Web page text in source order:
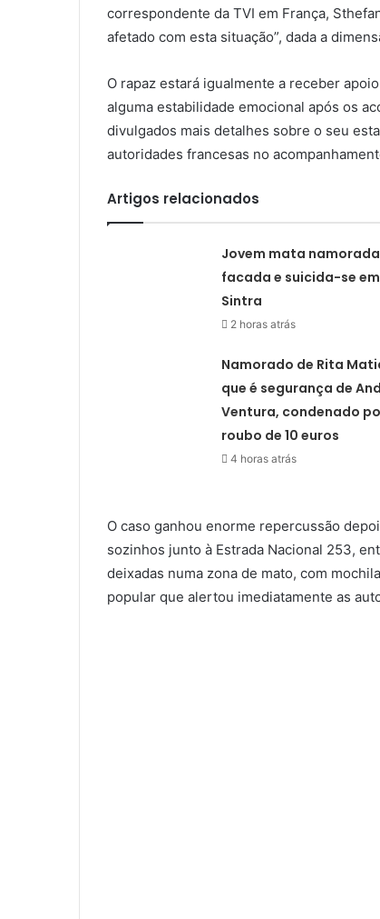
correspondente da TVI em França,
afetado com esta situação”, dada a
O rapaz estará igualmente a receber
alguma estabilidade emocional após os
divulgados mais detalhes sobre o seu
autoridades francesas no
Artigos relacionados
Jovem mata
facada e suicida-se em
Sintra
2 horas atrás
Namorado de Rita
que é segurança de
Ventura, condenado
roubo de 10 euros
4 horas atrás
O caso ganhou enorme repercussão
sozinhos junto à Estrada Nacional 253,
deixadas numa zona de mato, com
popular que alertou imediatamente as